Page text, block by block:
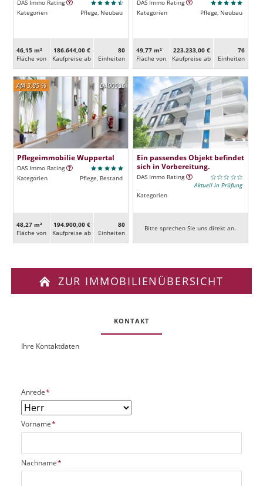
DAS Immo Rating
Kategorien
Pflege, Neubau
46,15 m²
Fläche von
186.644,00 €
Kaufpreise ab
80
Ein­heiten
DAS Immo Rating
Kategorien
Pflege, Neubau
49,77 m²
Fläche von
223.233,00 €
Kaufpreise ab
76
Ein­heiten
DA00536
AfA 3,85 %
Pflegeimmobilie Wuppertal
DAS Immo Rating
Kategorien
Pflege, Bestand
48,27 m²
Fläche von
194.900,00 €
Kaufpreise ab
80
Ein­heiten
Ein passendes Objekt befindet
sich in Vorbereitung.
DAS Immo Rating
Aktuell in Prüfung
Kategorien
Bitte sprechen Sie uns direkt an.
ZUR IMMOBILIENÜBERSICHT
KONTAKT
O
k
P
t
z
h
UIhre Kontaktdaten
P
f
l
i
c
t
f
Anrede*
P
f
i
c
Vorname*
P
f
Nachname*